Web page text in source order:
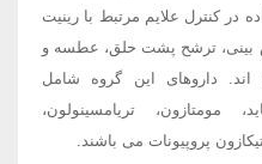
در کنترل علایم مرتبط با رینیت
بینی، ترشح پشت حلق، عطسه و
داروهای این گروه شامل
مومتازون، تریامسینولون،
پروپیونات می باشند.